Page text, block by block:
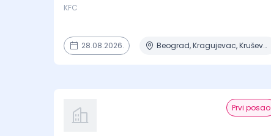
KFC
28.08.2026. Beograd, Kragujevac, Kruševac, Lapovo, Niš + 4 mesta
Prvi posao